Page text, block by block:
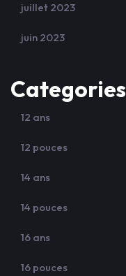
juillet 2023
juin 2023
Categories
12 ans
12 pouces
14 ans
14 pouces
16 ans
16 pouces